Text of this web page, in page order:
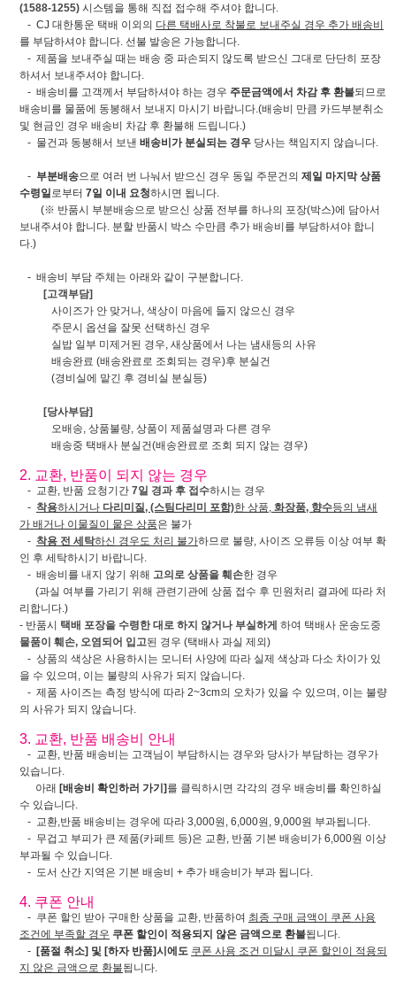
(1588-1255) 시스템을 통해 직접 접수해 주셔야 합니다.
- CJ 대한통운 택배 이외의 다른 택배사로 착불로 보내주실 경우 추가 배송비
를 부담하셔야 합니다. 선불 발송은 가능합니다.
- 제품을 보내주실 때는 배송 중 파손되지 않도록 받으신 그대로 단단히 포장
하셔서 보내주셔야 합니다.
- 배송비를 고객께서 부담하셔야 하는 경우 주문금액에서 차감 후 환불되므로
배송비를 물품에 동봉해서 보내지 마시기 바랍니다.(배송비 만큼 카드부분취소
및 현금인 경우 배송비 차감 후 환불해 드립니다.)
- 물건과 동봉해서 보낸 배송비가 분실되는 경우 당사는 책임지지 않습니다.
- 부분배송으로 여러 번 나눠서 받으신 경우 동일 주문건의 제일 마지막 상품
수령일로부터 7일 이내 요청하시면 됩니다.
(※ 반품시 부분배송으로 받으신 상품 전부를 하나의 포장(박스)에 담아서
보내주셔야 합니다. 분할 반품시 박스 수만큼 추가 배송비를 부담하셔야 합니
다.)
- 배송비 부담 주체는 아래와 같이 구분합니다.
[고객부담]
사이즈가 안 맞거나, 색상이 마음에 들지 않으신 경우
주문시 옵션을 잘못 선택하신 경우
실밥 일부 미제거된 경우, 새상품에서 나는 냄새등의 사유
배송완료 (배송완료로 조회되는 경우)후 분실건
(경비실에 맡긴 후 경비실 분실등)
[당사부담]
오배송, 상품불량, 상품이 제품설명과 다른 경우
배송중 택배사 분실건(배송완료로 조회 되지 않는 경우)
2. 교환, 반품이 되지 않는 경우
- 교환, 반품 요청기간 7일 경과 후 접수하시는 경우
- 착용하시거나 다리미질, (스팀다리미 포함)한 상품, 화장품, 향수등의 냄새
가 배거나 이물질이 뭍은 상품은 불가
- 착용 전 세탁하신 경우도 처리 불가하므로 불량, 사이즈 오류등 이상 여부 확
인 후 세탁하시기 바랍니다.
- 배송비를 내지 않기 위해 고의로 상품을 훼손한 경우
(과실 여부를 가리기 위해 관련기관에 상품 접수 후 민원처리 결과에 따라 처
리합니다.)
- 반품시 택배 포장을 수령한 대로 하지 않거나 부실하게 하여 택배사 운송도중
물품이 훼손, 오염되어 입고된 경우 (택배사 과실 제외)
- 상품의 색상은 사용하시는 모니터 사양에 따라 실제 색상과 다소 차이가 있
을 수 있으며, 이는 불량의 사유가 되지 않습니다.
- 제품 사이즈는 측정 방식에 따라 2~3cm의 오차가 있을 수 있으며, 이는 불량
의 사유가 되지 않습니다.
3. 교환, 반품 배송비 안내
- 교환, 반품 배송비는 고객님이 부담하시는 경우와 당사가 부담하는 경우가
있습니다.
아래 [배송비 확인하러 가기] 를 클릭하시면 각각의 경우 배송비를 확인하실
수 있습니다.
- 교환,반품 배송비는 경우에 따라 3,000원, 6,000원, 9,000원 부과됩니다.
- 무겁고 부피가 큰 제품(카페트 등)은 교환, 반품 기본 배송비가 6,000원 이상
부과될 수 있습니다.
- 도서 산간 지역은 기본 배송비 + 추가 배송비가 부과 됩니다.
4. 쿠폰 안내
- 쿠폰 할인 받아 구매한 상품을 교환, 반품하여 최종 구매 금액이 쿠폰 사용
조건에 부족할 경우 쿠폰 할인이 적용되지 않은 금액으로 환불됩니다.
- [품절 취소] 및 [하자 반품]시에도 쿠폰 사용 조건 미달시 쿠폰 할인이 적용되
지 않은 금액으로 환불됩니다.